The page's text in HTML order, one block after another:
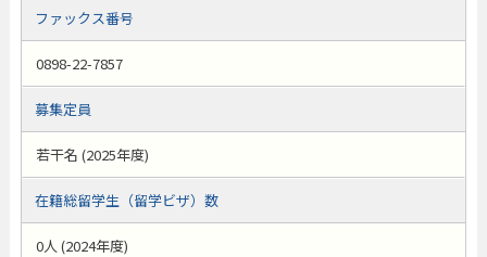
ファックス番号
0898-22-7857
募集定員
若干名 (2025年度)
在籍総留学生（留学ビザ）数
0人 (2024年度)